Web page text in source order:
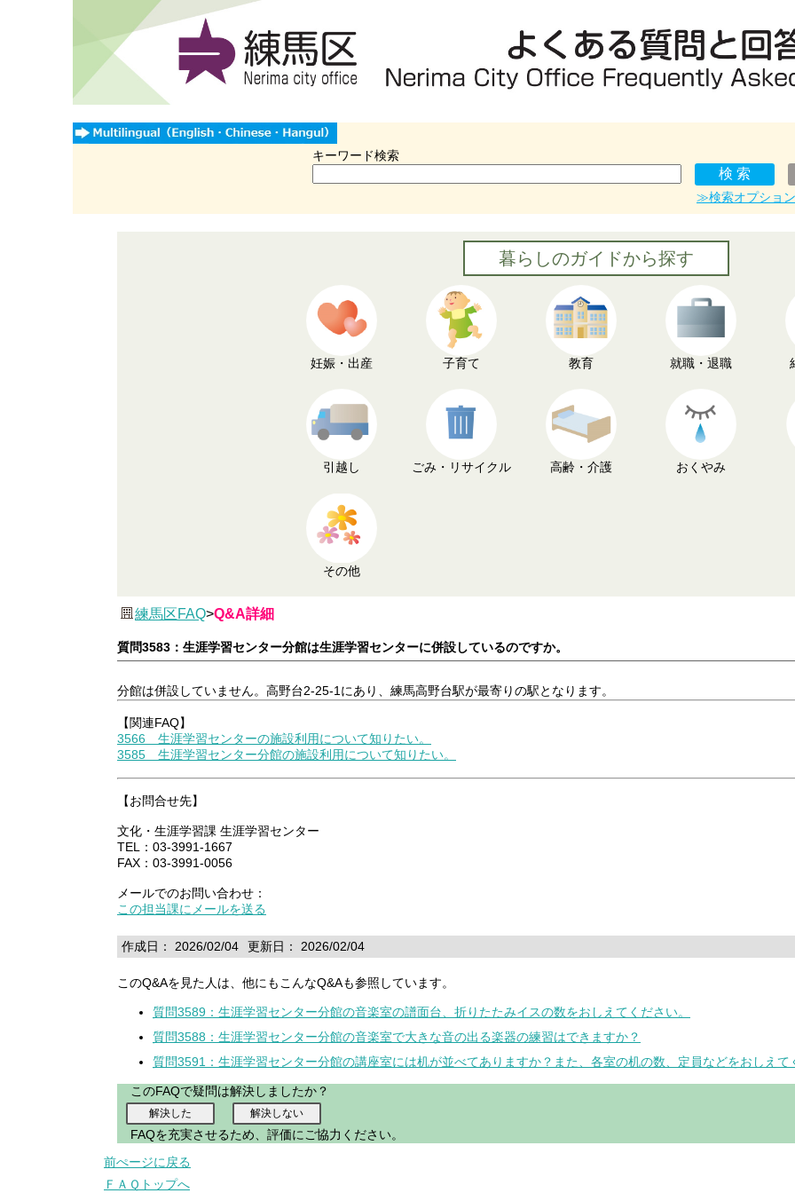
キーワード検索
≫検索オプション
暮らしのガイドから探す
妊娠・出産 子育て 教育 就職・退職
引越し ごみ・リサイクル 高齢・介護 おくやみ
その他
練馬区FAQ>Q&A詳細
質問3583：生涯学習センター分館は生涯学習センターに併設しているのですか。
分館は併設していません。高野台2-25-1にあり、練馬高野台駅が最寄りの駅となります。
【関連FAQ】
3566 生涯学習センターの施設利用について知りたい。
3585 生涯学習センター分館の施設利用について知りたい。
【お問合せ先】
文化・生涯学習課 生涯学習センター
TEL：03-3991-1667
FAX：03-3991-0056
メールでのお問い合わせ：
この担当課にメールを送る
作成日： 2026/02/04 更新日： 2026/02/04
このQ&Aを見た人は、他にもこんなQ&Aも参照しています。
質問3589：生涯学習センター分館の音楽室の譜面台、折りたたみイスの数をおしえてください。
質問3588：生涯学習センター分館の音楽室で大きな音の出る楽器の練習はできますか？
質問3591：生涯学習センター分館の講座室には机が並べてありますか？また、各室の机の数、定員などをおしえて
このFAQで疑問は解決しましたか？
FAQを充実させるため、評価にご協力ください。
前ぺージに戻る
ＦＡＱトップへ